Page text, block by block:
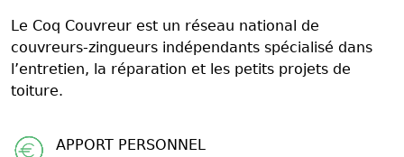
Le Coq Couvreur est un réseau national de
couvreurs-zingueurs indépendants spécialisé dans
l’entretien, la réparation et les petits projets de
toiture.
APPORT PERSONNEL